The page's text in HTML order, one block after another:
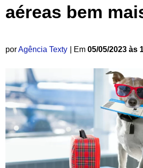
aéreas bem
porAgência Texty | Em 05/05/2023 às